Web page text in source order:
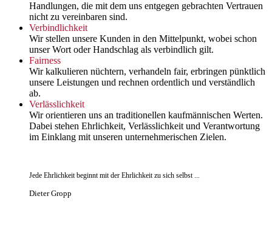
Handlungen, die mit dem uns entgegen gebrachten Vertrauen
nicht zu vereinbaren sind.
Verbindlichkeit
Wir stellen unsere Kunden in den Mittelpunkt, wobei schon
unser Wort oder Handschlag als verbindlich gilt.
Fairness
Wir kalkulieren nüchtern, verhandeln fair, erbringen pünktlich
unsere Leistungen und rechnen ordentlich und verständlich
ab.
Verlässlichkeit
Wir orientieren uns an traditionellen kaufmännischen Werten.
Dabei stehen Ehrlichkeit, Verlässlichkeit und Verantwortung
im Einklang mit unseren unternehmerischen Zielen.
Jede Ehrlichkeit beginnt mit der Ehrlichkeit zu sich selbst ...
Dieter Gropp